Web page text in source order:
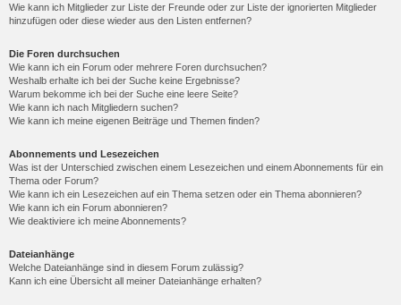
Wie kann ich Mitglieder zur Liste der Freunde oder zur Liste der ignorierten Mitglieder
hinzufügen oder diese wieder aus den Listen entfernen?
Die Foren durchsuchen
Wie kann ich ein Forum oder mehrere Foren durchsuchen?
Weshalb erhalte ich bei der Suche keine Ergebnisse?
Warum bekomme ich bei der Suche eine leere Seite?
Wie kann ich nach Mitgliedern suchen?
Wie kann ich meine eigenen Beiträge und Themen finden?
Abonnements und Lesezeichen
Was ist der Unterschied zwischen einem Lesezeichen und einem Abonnements für ein
Thema oder Forum?
Wie kann ich ein Lesezeichen auf ein Thema setzen oder ein Thema abonnieren?
Wie kann ich ein Forum abonnieren?
Wie deaktiviere ich meine Abonnements?
Dateianhänge
Welche Dateianhänge sind in diesem Forum zulässig?
Kann ich eine Übersicht all meiner Dateianhänge erhalten?